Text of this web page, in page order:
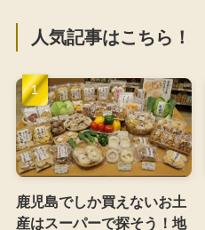
人気記事はこちら！
鹿児島でしか買えないお土
産はスーパーで探そう！地